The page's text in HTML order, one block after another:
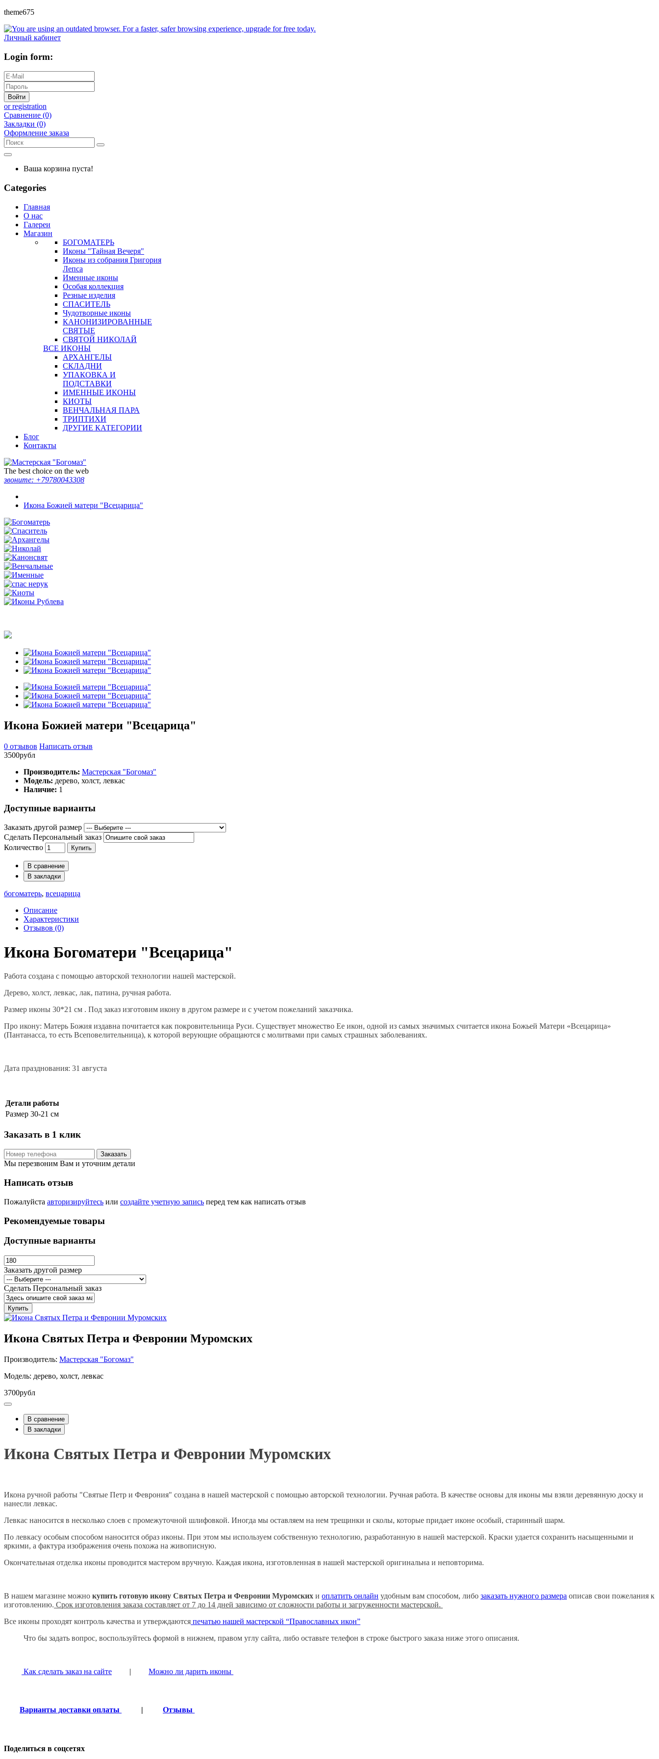
theme675
Личный кабинет
Login form:
Войти
or registration
Сравнение (0)
Закладки (0)
Оформление заказа
Ваша корзина пуста!
Categories
Главная
О нас
Галереи
Магазин
БОГОМАТЕРЬ
Иконы "Тайная Вечеря"
Иконы из собрания Григория
Лепса
Именные иконы
Особая коллекция
Резные изделия
СПАСИТЕЛЬ
Чудотворные иконы
КАНОНИЗИРОВАННЫЕ
СВЯТЫЕ
СВЯТОЙ НИКОЛАЙ
ВСЕ ИКОНЫ
АРХАНГЕЛЫ
СКЛАДНИ
УПАКОВКА И
ПОДСТАВКИ
ИМЕННЫЕ ИКОНЫ
КИОТЫ
ВЕНЧАЛЬНАЯ ПАРА
ТРИПТИХИ
ДРУГИЕ КАТЕГОРИИ
Блог
Контакты
The best choice on the web
звоните: +79780043308
Икона Божией матери "Всецарица"
Икона Божией матери "Всецарица"
0 отзывов Написать отзыв
3500рубл
Производитель: Мастерская "Богомаз"
Модель: дерево, холст, левкас
Наличие: 1
Доступные варианты
Заказать другой размер
Сделать Персональный заказ
Количество
Купить
В сравнение
В закладки
богоматерь, всецарица
Описание
Характеристики
Отзывов (0)
Икона Богоматери "Всецарица"
Работа создана с помощью авторской технологии нашей мастерской.
Дерево, холст, левкас, лак, патина, ручная работа.
Размер иконы 30*21 см . Под заказ изготовим икону в другом размере и с учетом пожеланий заказчика.
Про икону: Матерь Божия издавна почитается как покровительница Руси. Существует множество Ее икон, одной из самых значимых считается икона Божьей Матери «Всецарица»
(Пантанасса, то есть Всеповелительница), к которой верующие обращаются с молитвами при самых страшных заболеваниях.
Дата празднования: 31 августа
Детали работы
Размер 30-21 см
Заказать в 1 клик
Заказать
Мы перезвоним Вам и уточним детали
Написать отзыв
Пожалуйста авторизируйтесь или создайте учетную запись перед тем как написать отзыв
Рекомендуемые товары
Доступные варианты
Заказать другой размер
Сделать Персональный заказ
Купить
Икона Святых Петра и Февронии Муромских
Производитель: Мастерская "Богомаз"
Модель: дерево, холст, левкас
3700рубл
В сравнение
В закладки
Икона Святых Петра и Февронии Муромских
Икона ручной работы "Святые Петр и Феврония" создана в нашей мастерской с помощью авторской технологии. Ручная работа. В качестве основы для иконы мы взяли деревянную доску и
нанесли левкас.
Левкас наносится в несколько слоев с промежуточной шлифовкой. Иногда мы оставляем на нем трещинки и сколы, которые придает иконе особый, старинный шарм.
По левкасу особым способом наносится образ иконы. При этом мы используем собственную технологию, разработанную в нашей мастерской. Краски удается сохранить насыщенными и
яркими, а фактура изображения очень похожа на живописную.
Окончательная отделка иконы проводится мастером вручную. Каждая икона, изготовленная в нашей мастерской оригинальна и неповторима.
В нашем магазине можно купить готовую икону Святых Петра и Февронии Муромских и оплатить онлайн удобным вам способом, либо заказать нужного размера описав свои пожелания к
изготовлению. Срок изготовления заказа составляет от 7 до 14 дней зависимо от сложности работы и загруженности мастерской.
Все иконы проходят контроль качества и утверждаются печатью нашей мастерской “Православных икон”
Что бы задать вопрос, воспользуйтесь формой в нижнем, правом углу сайта, либо оставьте телефон в строке быстрого заказа ниже этого описания.
Как сделать заказ на сайте | Можно ли дарить иконы
Варианты доставки оплаты | Отзывы
Поделиться в соцсетях